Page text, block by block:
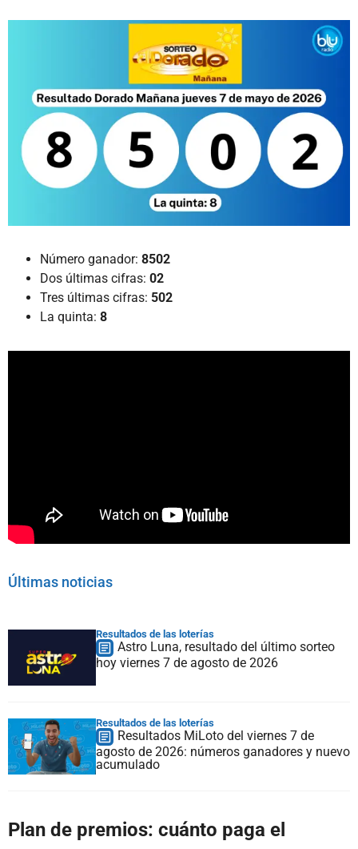
Número ganador: 8502
Dos últimas cifras: 02
Tres últimas cifras: 502
La quinta: 8
Últimas noticias
Resultados de las loterías
Astro Luna, resultado del último sorteo
hoy viernes 7 de agosto de 2026
Resultados de las loterías
Resultados MiLoto del viernes 7 de
agosto de 2026: números ganadores y nuevo
acumulado
Plan de premios: cuánto paga el